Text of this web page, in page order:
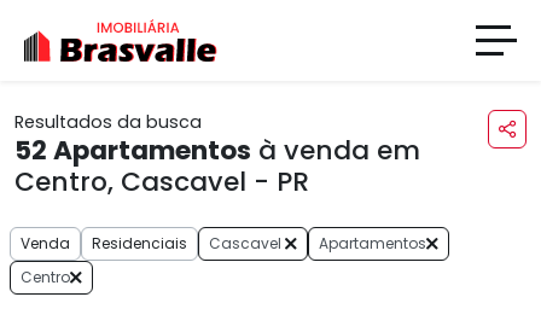
Resultados da busca
52Apartamentos à venda em
Centro, Cascavel - PR
Venda Residenciais Cascavel
Apartamentos
Centro